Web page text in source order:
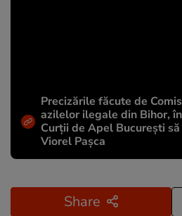
Precizările făcute de
azilelor ilegale din Bihor,
Curții de Apel București
Viorel Pașca
Share